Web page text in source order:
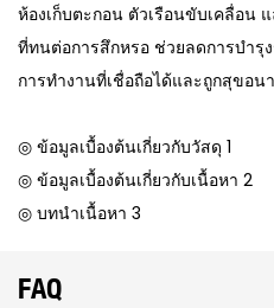
ห้องเก็บตะกอน ตัวเรือนขับเคลื่อน
ที่ทนต่อการสึกหรอ ช่วยลดการบำรุ
การทำงานที่เชื่อถือได้และถูกสุขอน
◎ ข้อมูลเบื้องต้นเกี่ยวกับวัสดุ 1
◎ ข้อมูลเบื้องต้นเกี่ยวกับเนื้อหา 2
◎ บทนำเนื้อหา 3
FAQ